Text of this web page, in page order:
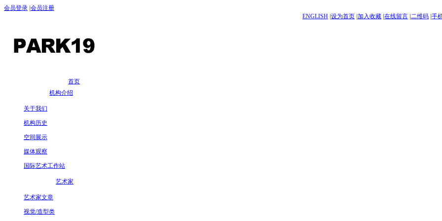
会员登录 会员注册
ENGLISH |设为首页 |加入收藏 |在线留言 |二维码 |手
首页
机构介绍
关于我们
机构历史
空间展示
媒体观察
国际艺术工作站
艺术家
艺术家文章
视觉/造型类